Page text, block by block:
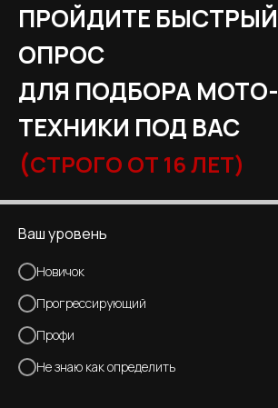
ПРОЙДИТЕ БЫСТРЫЙ
ОПРОС
ДЛЯ ПОДБОРА МОТО-
ТЕХНИКИ ПОД ВАС
(СТРОГО ОТ 16 ЛЕТ)
Ваш уровень
Новичок
Прогрессирующий
Профи
Не знаю как определить